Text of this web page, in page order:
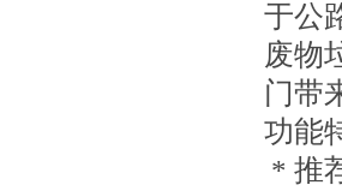
于公
废物
门带
功能
* 推